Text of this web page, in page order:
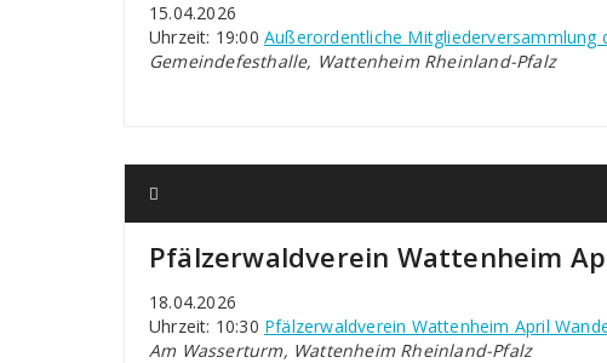
15.04.2026
Uhrzeit: 19:00 Außerordentliche Mitgliederversammlung
Gemeindefesthalle, Wattenheim Rheinland-Pfalz
Pfälzerwaldverein Wattenheim
18.04.2026
Uhrzeit: 10:30 Pfälzerwaldverein Wattenheim April
Am Wasserturm, Wattenheim Rheinland-Pfalz